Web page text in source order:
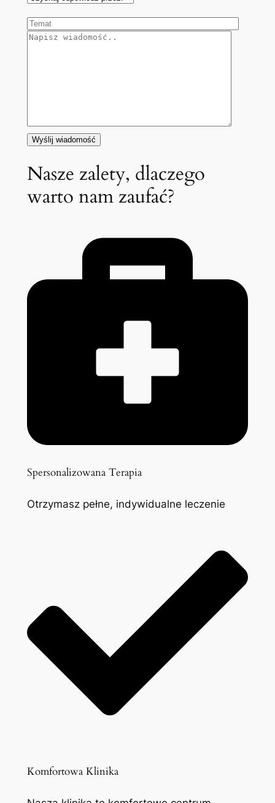
Nasze zalety, dlaczego
warto nam zaufać?
Spersonalizowana Terapia
Otrzymasz pełne, indywidualne leczenie
Komfortowa Klinika